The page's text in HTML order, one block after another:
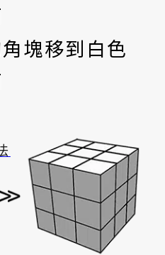
塊移到白色